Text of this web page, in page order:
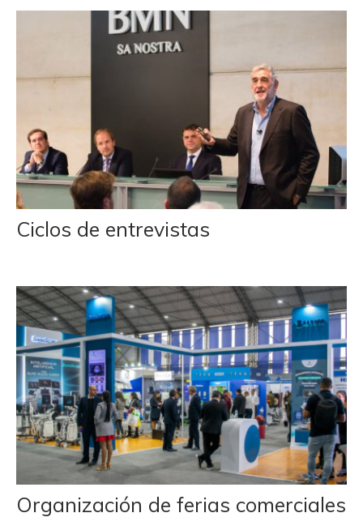
Ciclos de entrevistas
Organización de ferias comerciales